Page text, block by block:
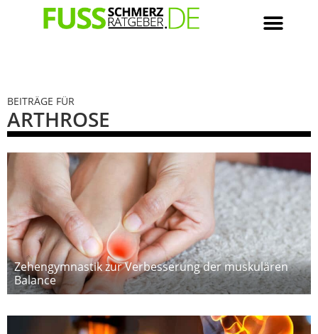
BEITRÄGE FÜR
ARTHROSE
Zehengymnastik zur Verbesserung der muskulären
Balance